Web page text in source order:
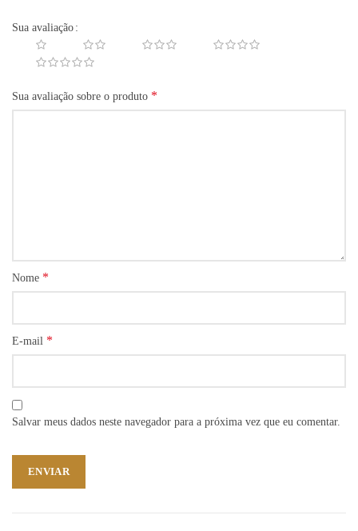
Sua avaliação
Sua avaliação sobre o produto *
Nome *
E-mail *
Salvar meus dados neste navegador para a próxima vez que eu comentar.